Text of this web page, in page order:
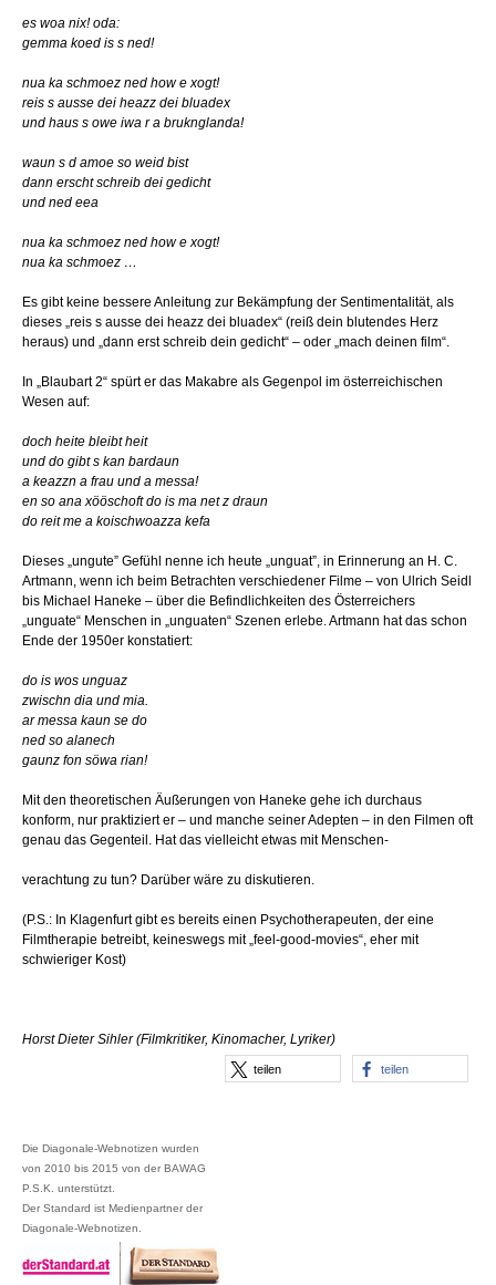
es woa nix! oda:
gemma koed is s ned!
nua ka schmoez ned how e xogt!
reis s ausse dei heazz dei bluadex
und haus s owe iwa r a bruknglanda!
waun s d amoe so weid bist
dann erscht schreib dei gedicht
und ned eea
nua ka schmoez ned how e xogt!
nua ka schmoez …
Es gibt keine bessere Anleitung zur Bekämpfung der Sentimentalität, als
dieses „reis s ausse dei heazz dei bluadex“ (reiß dein blutendes Herz
heraus) und „dann erst schreib dein gedicht“ – oder „mach deinen film“.
In „Blaubart 2“ spürt er das Makabre als Gegenpol im österreichischen
Wesen auf:
doch heite bleibt heit
und do gibt s kan bardaun
a keazzn a frau und a messa!
en so ana xööschoft do is ma net z draun
do reit me a koischwoazza kefa
Dieses „ungute” Gefühl nenne ich heute „unguat”, in Erinnerung an H. C.
Artmann, wenn ich beim Betrachten verschiedener Filme – von Ulrich Seidl
bis Michael Haneke – über die Befindlichkeiten des Österreichers
„unguate“ Menschen in „unguaten“ Szenen erlebe. Artmann hat das schon
Ende der 1950er konstatiert:
do is wos unguaz
zwischn dia und mia.
ar messa kaun se do
ned so alanech
gaunz fon söwa rian!
Mit den theoretischen Äußerungen von Haneke gehe ich durchaus
konform, nur praktiziert er – und manche seiner Adepten – in den Filmen oft
genau das Gegenteil. Hat das vielleicht etwas mit Menschen-
verachtung zu tun? Darüber wäre zu diskutieren.
(P.S.: In Klagenfurt gibt es bereits einen Psychotherapeuten, der eine
Filmtherapie betreibt, keineswegs mit „feel-good-movies“, eher mit
schwieriger Kost)
Horst Dieter Sihler (Filmkritiker, Kinomacher, Lyriker)
teilen teilen
Die Diagonale-Webnotizen wurden
von 2010 bis 2015 von der BAWAG
P.S.K. unterstützt.
Der Standard ist Medienpartner der
Diagonale-Webnotizen.